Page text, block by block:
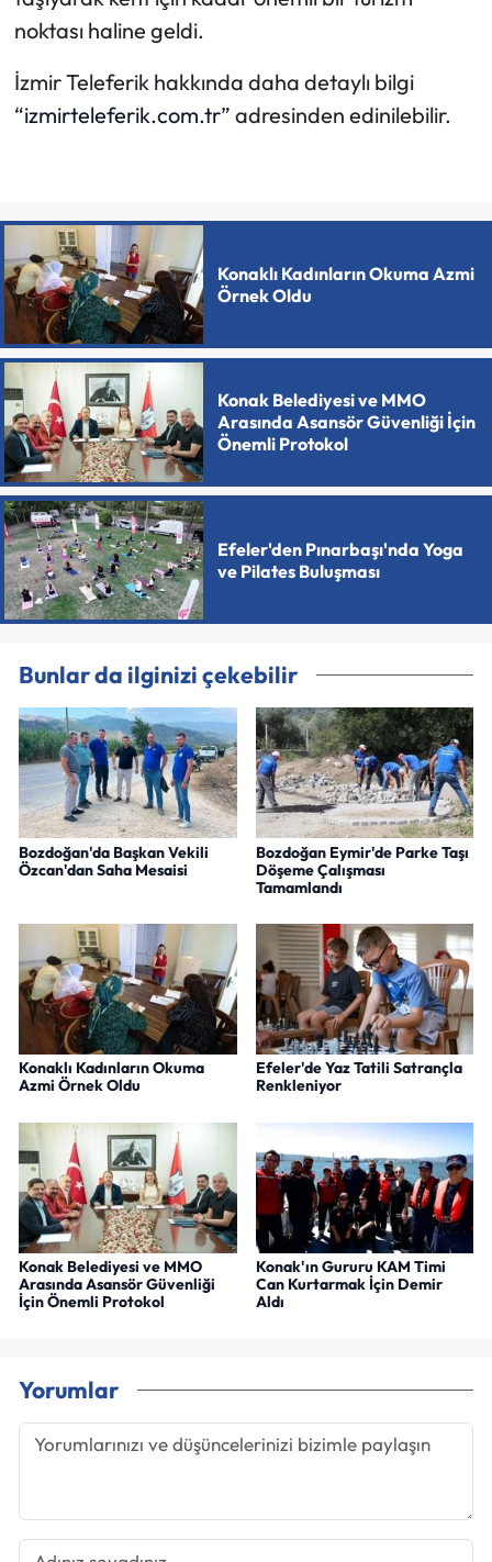
noktası haline geldi.
İzmir Teleferik hakkında daha detaylı bilgi
“izmirteleferik.com.tr” adresinden edinilebilir.
Konaklı Kadınların Okuma Azmi
Örnek Oldu
Konak Belediyesi ve MMO
Arasında Asansör Güvenliği İçin
Önemli Protokol
Efeler'den Pınarbaşı'nda Yoga
ve Pilates Buluşması
Bunlar da ilginizi çekebilir
Bozdoğan'da Başkan Vekili
Özcan'dan Saha Mesaisi
Bozdoğan Eymir'de Parke Taşı
Döşeme Çalışması
Tamamlandı
Konaklı Kadınların Okuma
Azmi Örnek Oldu
Efeler'de Yaz Tatili Satrançla
Renkleniyor
Konak Belediyesi ve MMO
Arasında Asansör Güvenliği
İçin Önemli Protokol
Konak'ın Gururu KAM Timi
Can Kurtarmak İçin Demir
Aldı
Yorumlar